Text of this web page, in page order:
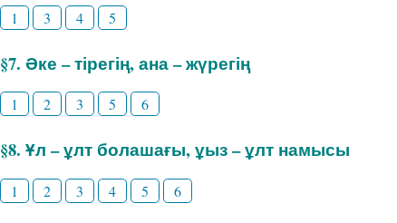
1 3 4 5
§7. Әке – тірегің, ана – жүрегің
1 2 3 5 6
§8. Ұл – ұлт болашағы, ұыз – ұлт намысы
1 2 3 4 5 6